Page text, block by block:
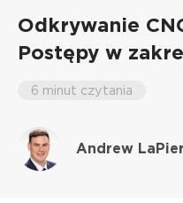
Odkrywanie
Postępy w
6 minut czytania
Andrew